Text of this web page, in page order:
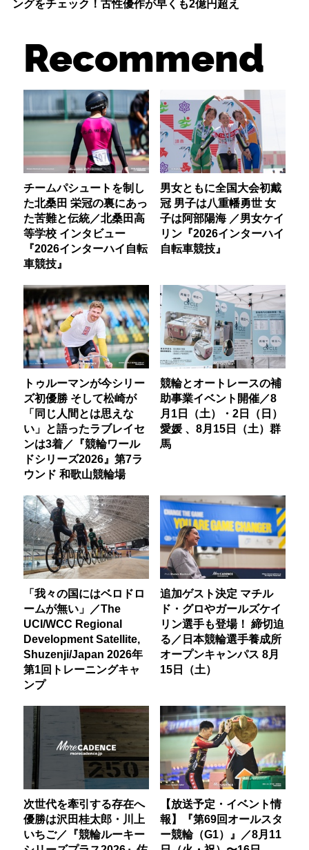
ングをチェック！古性優作が早くも2億円超え
Recommend
チームパシュートを制し
た北桑田 栄冠の裏にあっ
た苦難と伝統／北桑田高
等学校 インタビュー
『2026インターハイ自転
車競技』
男女ともに全国大会初戴
冠 男子は八重幡勇世 女
子は阿部陽海 ／男女ケイ
リン『2026インターハイ
自転車競技』
トゥルーマンが今シリー
ズ初優勝 そして松崎が
「同じ人間とは思えな
い」と語ったラブレイセ
ンは3着／『競輪ワール
ドシリーズ2026』第7ラ
ウンド 和歌山競輪場
競輪とオートレースの補
助事業イベント開催／8
月1日（土）・2日（日）
愛媛 、8月15日（土）群
馬
「我々の国にはベロドロ
ームが無い」／The
UCI/WCC Regional
Development Satellite,
Shuzenji/Japan 2026年
第1回トレーニングキャ
ンプ
追加ゲスト決定 マチル
ド・グロやガールズケイ
リン選手も登場！ 締切迫
る／日本競輪選手養成所
オープンキャンパス 8月
15日（土）
次世代を牽引する存在へ
優勝は沢田桂太郎・川上
いちご／『競輪ルーキー
【放送予定・イベント情
報】『第69回オールスタ
ー競輪（G1）』／8月11